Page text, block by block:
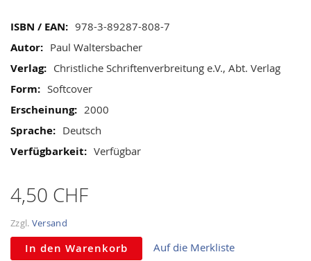
Mehr
Informationen
978-3-89287-808-7
Paul Waltersbacher
Christliche Schriftenverbreitung e.V., Abt. Verlag
Softcover
2000
Deutsch
Verfügbar
4,50 CHF
Zzgl. Versand
In den Warenkorb Auf die Merkliste